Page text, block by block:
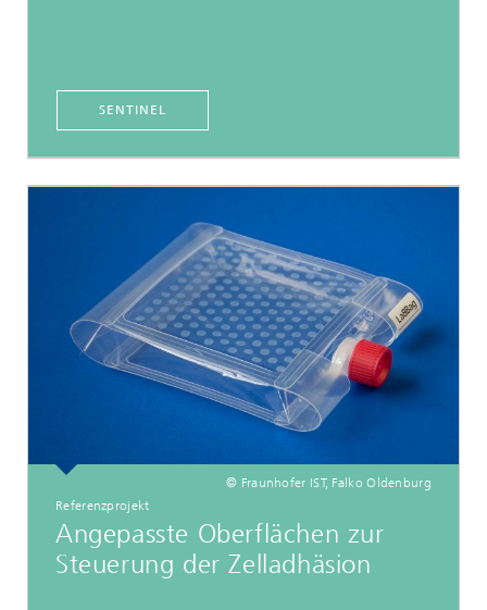
SENTINEL
© Fraunhofer IST, Falko Oldenburg
Referenzprojekt
Angepasste Oberflächen zur
Steuerung der Zelladhäsion